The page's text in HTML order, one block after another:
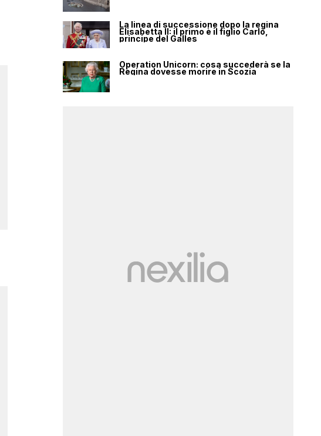
La linea di successione dopo la regina
Elisabetta II: il primo è il figlio Carlo,
principe del Galles
Operation Unicorn: cosa succederà se la
Regina dovesse morire in Scozia